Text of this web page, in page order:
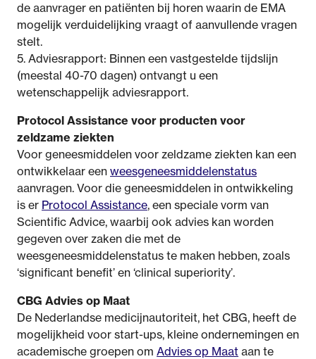
de aanvrager en patiënten bij horen waarin de EMA
mogelijk verduidelijking vraagt of aanvullende vragen
stelt.
5. Adviesrapport: Binnen een vastgestelde tijdslijn
(meestal 40-70 dagen) ontvangt u een
wetenschappelijk adviesrapport.
Protocol Assistance voor producten voor
zeldzame ziekten
Voor geneesmiddelen voor zeldzame ziekten kan een
ontwikkelaar een weesgeneesmiddelenstatus
aanvragen. Voor die geneesmiddelen in ontwikkeling
is er Protocol Assistance, een speciale vorm van
Scientific Advice, waarbij ook advies kan worden
gegeven over zaken die met de
weesgeneesmiddelenstatus te maken hebben, zoals
‘significant benefit’ en ‘clinical superiority’.
CBG Advies op Maat
De Nederlandse medicijnautoriteit, het CBG, heeft de
mogelijkheid voor start-ups, kleine ondernemingen en
academische groepen om Advies op Maat aan te